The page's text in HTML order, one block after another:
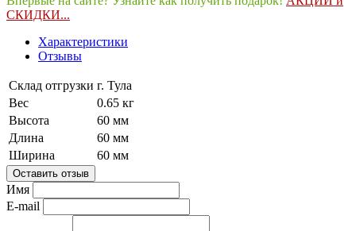
СКИДКИ...
Характеристики
Отзывы
Склад отгрузки г. Тула
Вес
0.65 кг
Высота
60 мм
Длина
60 мм
Ширина
60 мм
Оставить отзыв
Имя
E-mail